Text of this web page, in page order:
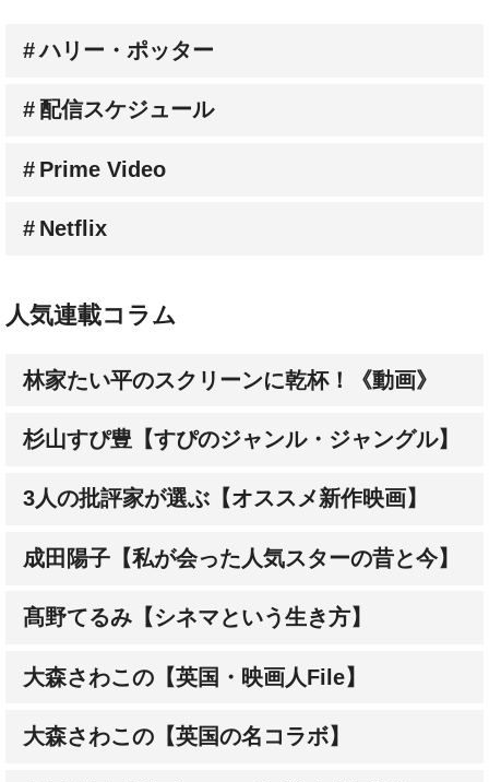
ハリー・ポッター
配信スケジュール
Prime Video
Netflix
人気連載コラム
林家たい平のスクリーンに乾杯！《動画》
杉山すぴ豊【すぴのジャンル・ジャングル】
3人の批評家が選ぶ【オススメ新作映画】
成田陽子【私が会った人気スターの昔と今】
髙野てるみ【シネマという生き方】
大森さわこの【英国・映画人File】
大森さわこの【英国の名コラボ】